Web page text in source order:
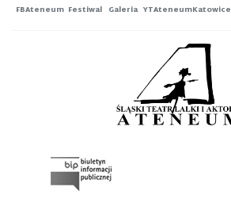
FBAteneum Festiwal Galeria YTAteneumKatowice